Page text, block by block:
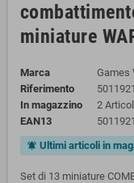
miniature
Marca
Games
Riferimento
In magazzino
2
EAN13
notifications_active Ultimi articoli in
Set di 13 miniature